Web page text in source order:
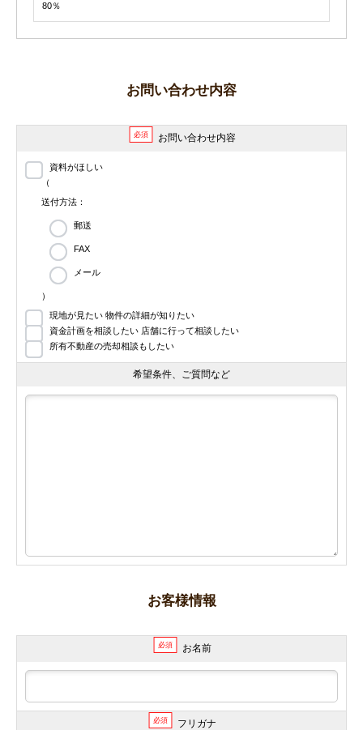
80％
お問い合わせ内容
必須 お問い合わせ内容
資料がほしい
（
送付方法：
郵送
FAX
メール
）
現地が見たい 物件の詳細が知りたい
資金計画を相談したい 店舗に行って相談したい
所有不動産の売却相談もしたい
希望条件、ご質問など
お客様情報
必須 お名前
必須 フリガナ